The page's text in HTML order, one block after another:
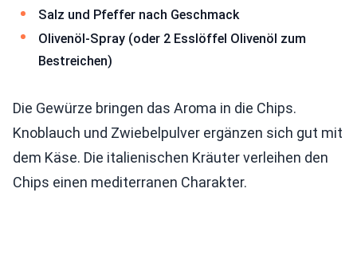
Salz und Pfeffer nach Geschmack
Olivenöl-Spray (oder 2 Esslöffel Olivenöl zum
Bestreichen)
Die Gewürze bringen das Aroma in die Chips.
Knoblauch und Zwiebelpulver ergänzen sich gut mit
dem Käse. Die italienischen Kräuter verleihen den
Chips einen mediterranen Charakter.